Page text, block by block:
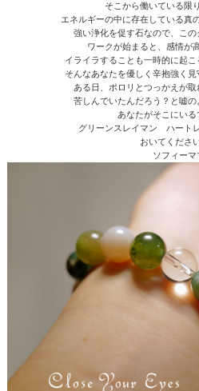
そこから働いている限
エネルギーの中に存在している真
強い浄化を促す石なので、この
ワークが始まると、感情が
イライラすることも一時的に起こ
そんなあなたを優しく辛抱強く見
ある日、ポロリとつっかえが
苦しんでいたんだろう？と嘘
あなたがそこにいる
グリーンスレイマン ハート
おいてくださ
ソフィーマ